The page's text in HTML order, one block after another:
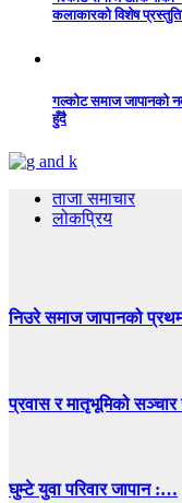
कलाकारको विशेष
गल्कोट समाज जापानको
हुँदै
ताजा समाचार
लोकप्रिय
निउरे समाज जापानको
प्रवास र मातृभूमिको
घुम्टे युवा परिवार जापान :…